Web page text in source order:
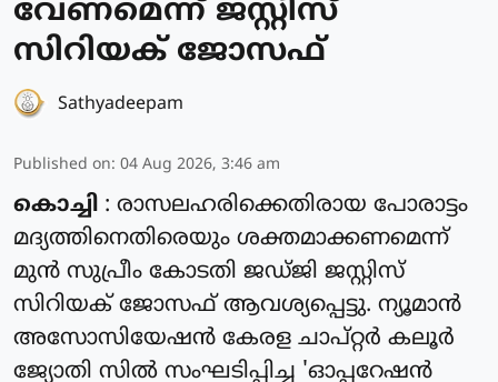
വേണമെന്ന് ജസ്റ്റിസ്
സിറിയക് ജോസഫ്
Sathyadeepam
Published on: 04 Aug 2026, 3:46 am
കൊച്ചി : രാസലഹരിക്കെതിരായ പോരാട്ടം
മദ്യത്തിനെതിരെയും ശക്തമാക്കണമെന്ന്
മുൻ സുപ്രീം കോടതി ജഡ്ജി ജസ്റ്റിസ്
സിറിയക് ജോസഫ് ആവശ്യപ്പെട്ടു. ന്യൂമാൻ
അസോസിയേഷൻ കേരള ചാപ്റ്റർ കലൂർ
ജ്യോതി സിൽ സംഘടിപ്പിച്ച 'ഓപ്പറേഷൻ